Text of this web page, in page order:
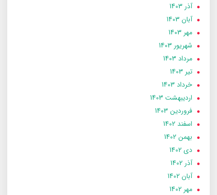
آذر 1403
آبان 1403
مهر 1403
شهریور 1403
مرداد 1403
تير 1403
خرداد 1403
ارديبهشت 1403
فروردین 1403
اسفند 1402
بهمن 1402
دی 1402
آذر 1402
آبان 1402
مهر 1402